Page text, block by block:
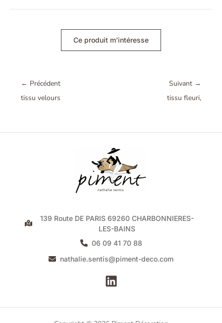
Ce produit m’intéresse
← Précédent
tissu velours
Suivant →
tissu fleuri,
139 Route DE PARIS 69260 CHARBONNIERES-
LES-BAINS
06 09 41 70 88
nathalie.sentis@piment-deco.com